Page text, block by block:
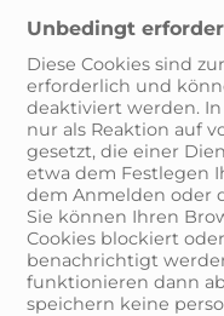
Unbedingt
Diese Cookies sind
erforderlich und
deaktiviert werden.
nur als Reaktion auf
gesetzt, die einer
etwa dem Festlegen
dem Anmelden oder
Sie können Ihren
Cookies blockiert
benachrichtigt
funktionieren dann
speichern keine